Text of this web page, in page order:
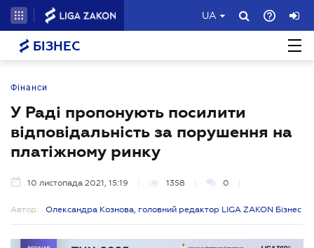
UA
БІЗНЕС
Фінанси
У Раді пропонують посилити
відповідальність за порушення на
платіжному ринку
10 листопада 2021, 15:19 1358 0
Автор: Олександра Кознова, головний редактор LIGA ZAKON Бізнес